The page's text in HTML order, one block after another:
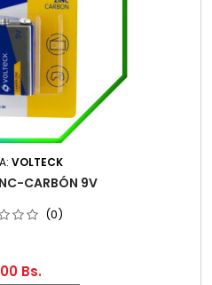
VOLTECK
CARBÓN 9V
(0)
Bs.